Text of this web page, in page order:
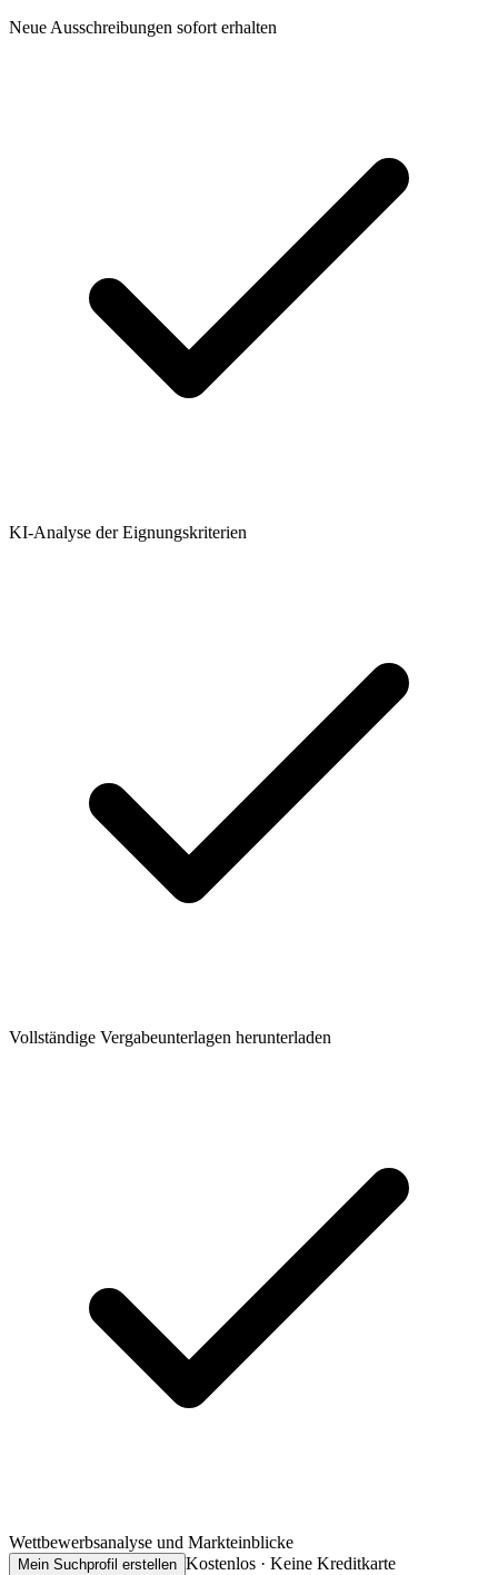
Neue Ausschreibungen sofort erhalten
KI-Analyse der Eignungskriterien
Vollständige Vergabeunterlagen herunterladen
Wettbewerbsanalyse und Markteinblicke
Mein Suchprofil erstellen Kostenlos · Keine Kreditkarte